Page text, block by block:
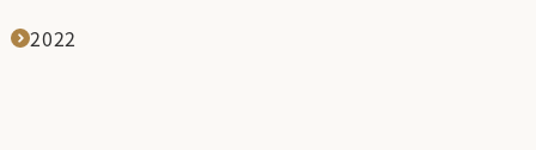
2022